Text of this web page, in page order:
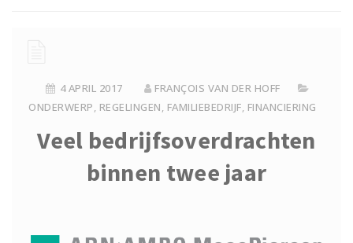
4 APRIL 2017
FRANÇOIS VAN DER HOFF
ONDERWERP, REGELINGEN, FAMILIEBEDRIJF, FINANCIERING
Veel bedrijfsoverdrachten
binnen twee jaar